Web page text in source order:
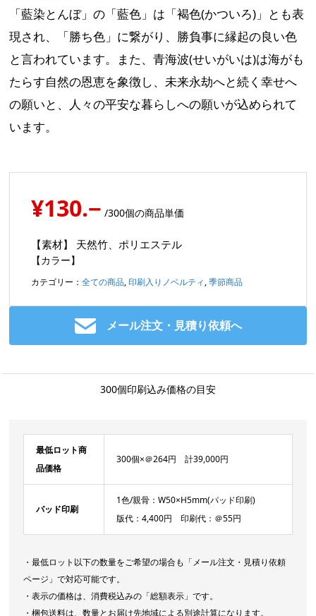
「藍染とんぼ」の「藍色」は「褐色(かついろ)」とも表
現され、「勝ち色」に繋がり、勝負事に縁起の良い色
と言われています。また、青海波(せいがいは)は海がも
たらす自然の恩恵を象徴し、未来永劫へと続く幸せへ
の願いと、人々の平安な暮らしへの願いが込められて
います。
¥130.− /300個の商品単価
【素材】 天然竹、ポリエステル
【カラー】
カテゴリー： 全ての商品,印刷入りノベルティ,季節商品
メール注文・見積り依頼へ
300個印刷込み価格の目安
・最低ロット以下の数量をご希望の場合も「メール注文・見積り依頼
ページ」で対応可能です。
・表示の価格は、消費税込みの「総額表示」です。
・梱包送料は、数量とお届け先地域による別途計算になります。
最低ロット商
品価格
300個×＠264円 計39,000円
パッド印刷
1色/親骨：W50×H5mm(パッド印刷)
版代：4,400円 印刷代：＠55円